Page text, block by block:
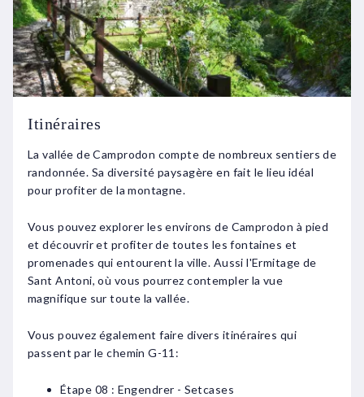
Itinéraires
La vallée de Camprodon compte de nombreux sentiers de
randonnée. Sa diversité paysagère en fait le lieu idéal
pour profiter de la montagne.
Vous pouvez explorer les environs de Camprodon à pied
et découvrir et profiter de toutes les fontaines et
promenades qui entourent la ville. Aussi l'Ermitage de
Sant Antoni, où vous pourrez contempler la vue
magnifique sur toute la vallée.
Vous pouvez également faire divers itinéraires qui
passent par le chemin G-11:
Étape 08 : Engendrer - Setcases